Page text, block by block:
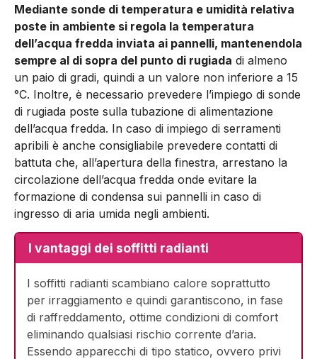
Mediante sonde di temperatura e umidità relativa
poste in am­biente si regola la temperatura
dell’acqua fredda inviata ai pan­nelli, mantenendola
sempre al di sopra del punto di rugiada di almeno
un paio di gradi, quindi a un valore non inferiore a 15
°C. Inoltre, è necessario prevedere l’im­piego di sonde
di rugiada poste sulla tubazione di alimentazione
dell’acqua fredda. In caso di impiego di serramenti
apribili è anche consi­gliabile prevedere contatti di
battuta che, all’apertura della fine­stra, arrestano la
circolazione dell’acqua fredda onde evitare la
formazione di condensa sui pannelli in caso di
ingresso di aria umida negli ambienti.
I vantaggi dei soffitti radianti
I soffitti radianti scambiano calore soprattutto
per irraggiamento e quindi garantiscono, in fase
di raffreddamento, ottime condizioni di comfort
eliminando qualsiasi rischio corrente d’aria.
Essendo apparecchi di tipo statico, ovvero privi